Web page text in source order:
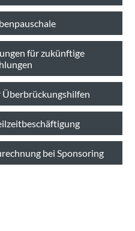
für zukünftige
Überbrückungshilfen
bei Sponsoring